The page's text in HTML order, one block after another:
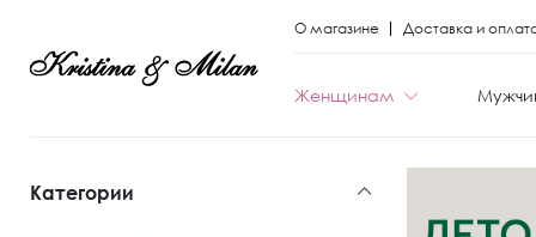
О магазине Доставка и
Женщинам
Категории